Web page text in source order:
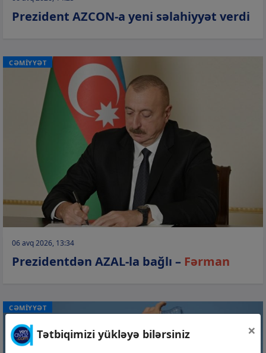
Prezident AZCON-a yeni səlahiyyət verdi
CƏMİYYƏT
06 avq 2026, 13:34
Prezidentdən AZAL-la bağlı – Fərman
CƏMİYYƏT
Tətbiqimizi yükləyə bilərsiniz ×